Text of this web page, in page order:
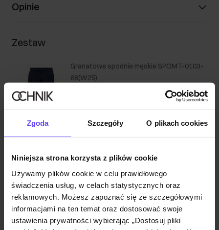
Zgoda Szczegóły O plikach cookies
Niniejsza strona korzysta z plików cookie
Używamy plików cookie w celu prawidłowego
świadczenia usług, w celach statystycznych oraz
reklamowych. Możesz zapoznać się ze szczegółowymi
informacjami na ten temat oraz dostosować swoje
ustawienia prywatności wybierając „Dostosuj pliki
Opinie
Zestaw
Granatowe spodnie męskie SPOMT-0103-
68(W25)
najniższa cena z 30 dni przed
Wybierz rozmiar
Dodaj do koszyka
Biały bawełniany t-shirt męski TSHMT-
0108-11(Z25)
79,90 zł
- najniższa cena z 30 dni przed
obniżką
Wybierz rozmiar